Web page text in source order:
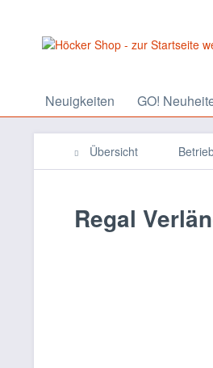
Neuigkeiten GO!
Übersicht
Regal